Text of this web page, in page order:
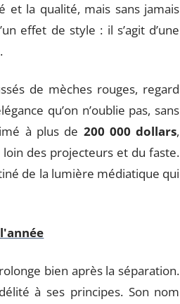
et la qualité, mais sans jamais
effet de style : il s’agit d’une
de mèches rouges, regard
qu’on n’oublie pas, sans
à plus de 200 000 dollars,
des projecteurs et du faste.
de la lumière médiatique qui
bien après la séparation.
à ses principes. Son nom